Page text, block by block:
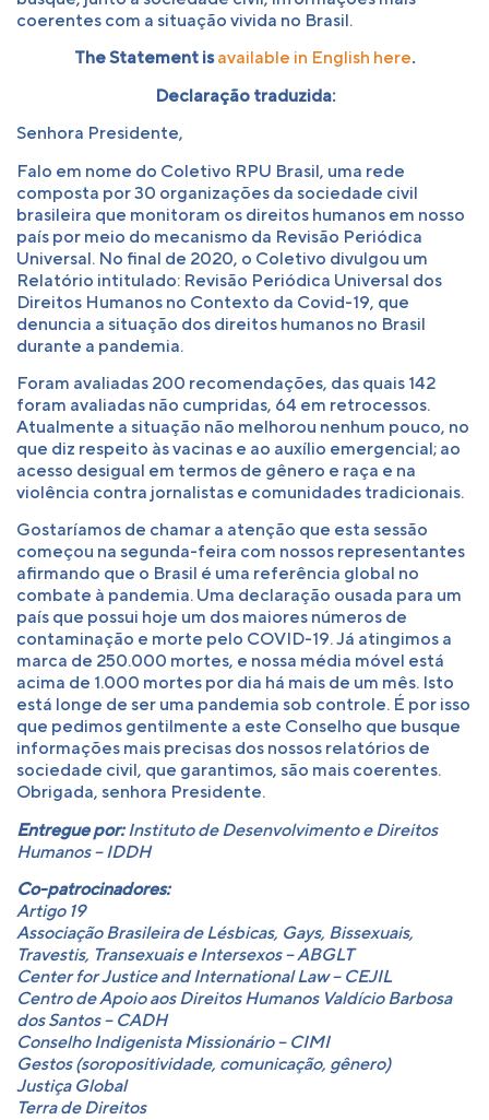
coerentes com a situação vivida no Brasil.
The Statement isavailable in English here.
Declaração traduzida:
Senhora Presidente,
Falo em nome do Coletivo RPU Brasil, uma rede
composta por 30 organizações da sociedade civil
brasileira que monitoram os direitos humanos em nosso
país por meio do mecanismo da Revisão Periódica
Universal. No final de 2020, o Coletivo divulgou um
Relatório intitulado: Revisão Periódica Universal dos
Direitos Humanos no Contexto da Covid-19, que
denuncia a situação dos direitos humanos no Brasil
durante a pandemia.
Foram avaliadas 200 recomendações, das quais 142
foram avaliadas não cumpridas, 64 em retrocessos.
Atualmente a situação não melhorou nenhum pouco, no
que diz respeito às vacinas e ao auxílio emergencial; ao
acesso desigual em termos de gênero e raça e na
violência contra jornalistas e comunidades tradicionais.
Gostaríamos de chamar a atenção que esta sessão
começou na segunda-feira com nossos representantes
afirmando que o Brasil é uma referência global no
combate à pandemia. Uma declaração ousada para um
país que possui hoje um dos maiores números de
contaminação e morte pelo COVID-19. Já atingimos a
marca de 250.000 mortes, e nossa média móvel está
acima de 1.000 mortes por dia há mais de um mês. Isto
está longe de ser uma pandemia sob controle. É por isso
que pedimos gentilmente a este Conselho que busque
informações mais precisas dos nossos relatórios de
sociedade civil, que garantimos, são mais coerentes.
Obrigada, senhora Presidente.
Entregue por:Instituto de Desenvolvimento e Direitos
Humanos – IDDH
Co-patrocinadores:
Artigo 19
Associação Brasileira de Lésbicas, Gays, Bissexuais,
Travestis, Transexuais e Intersexos – ABGLT
Center for Justice and International Law – CEJIL
Centro de Apoio aos Direitos Humanos Valdício Barbosa
dos Santos – CADH
Conselho Indigenista Missionário – CIMI
Gestos (soropositividade, comunicação, gênero)
Justiça Global
Terra de Direitos